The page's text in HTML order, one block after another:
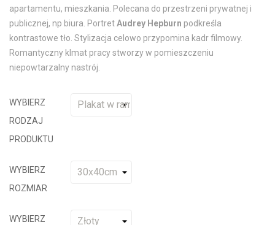
apartamentu, mieszkania. Polecana do przestrzeni prywatnej i
publicznej, np biura. PortretAudrey Hepburn podkreśla
kontrastowe tło. Stylizacja celowo przypomina kadr filmowy.
Romantyczny klmat pracy stworzy w pomieszczeniu
niepowtarzalny nastrój.
WYBIERZ
RODZAJ
PRODUKTU
WYBIERZ
ROZMIAR
WYBIERZ